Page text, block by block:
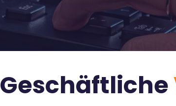
Geschäftliche